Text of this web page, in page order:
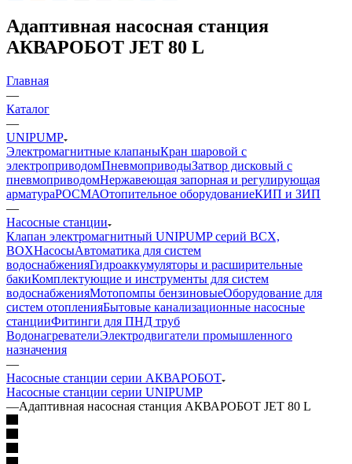
Адаптивная насосная станция
АКВАРОБОТ JET 80 L
Главная
—
Каталог
—
UNIPUMP
Электромагнитные клапаныКран шаровой с
электроприводомПневмоприводыЗатвор дисковый с
пневмоприводомНержавеющая запорная и регулирующая
арматураРОСМАОтопительное оборудованиеКИП и ЗИП
—
Насосные станции
Клапан электромагнитный UNIPUMP серий BCX,
BOXНасосыАвтоматика для систем
водоснабженияГидроаккумуляторы и расширительные
бакиКомплектующие и инструменты для систем
водоснабженияМотопомпы бензиновыеОборудование для
систем отопленияБытовые канализационные насосные
станцииФитинги для ПНД труб
ВодонагревателиЭлектродвигатели промышленного
назначения
—
Насосные станции серии АКВАРОБОТ
Насосные станции серии UNIPUMP
—Адаптивная насосная станция АКВАРОБОТ JET 80 L